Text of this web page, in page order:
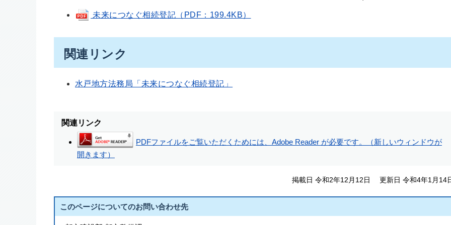
未来につなぐ相続登記（PDF：199.4KB）
関連リンク
水戸地方法務局「未来につなぐ相続登記」
関連リンク
PDFファイルをご覧いただくためには、Adobe Reader が必要です。（新しいウィンドウが
開きます）
掲載日 令和2年12月12日 更新日 令和4年1月14
このページについてのお問い合わせ先